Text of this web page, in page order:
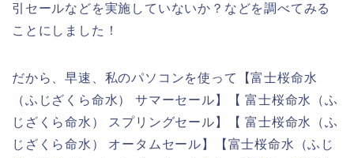
引セールなどを実施していないか？などを調べてみる
ことにしました！
だから、早速、私のパソコンを使って【富士桜命水
（ふじざくら命水） サマーセール】【 富士桜命水（ふ
じざくら命水） スプリングセール】【 富士桜命水（ふ
じざくら命水） オータムセール】【富士桜命水（ふじ